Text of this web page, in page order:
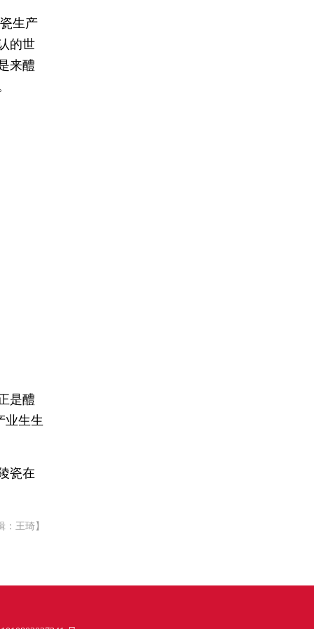
生产
的世
来醴
是醴
业生生
瓷在
：王琦】